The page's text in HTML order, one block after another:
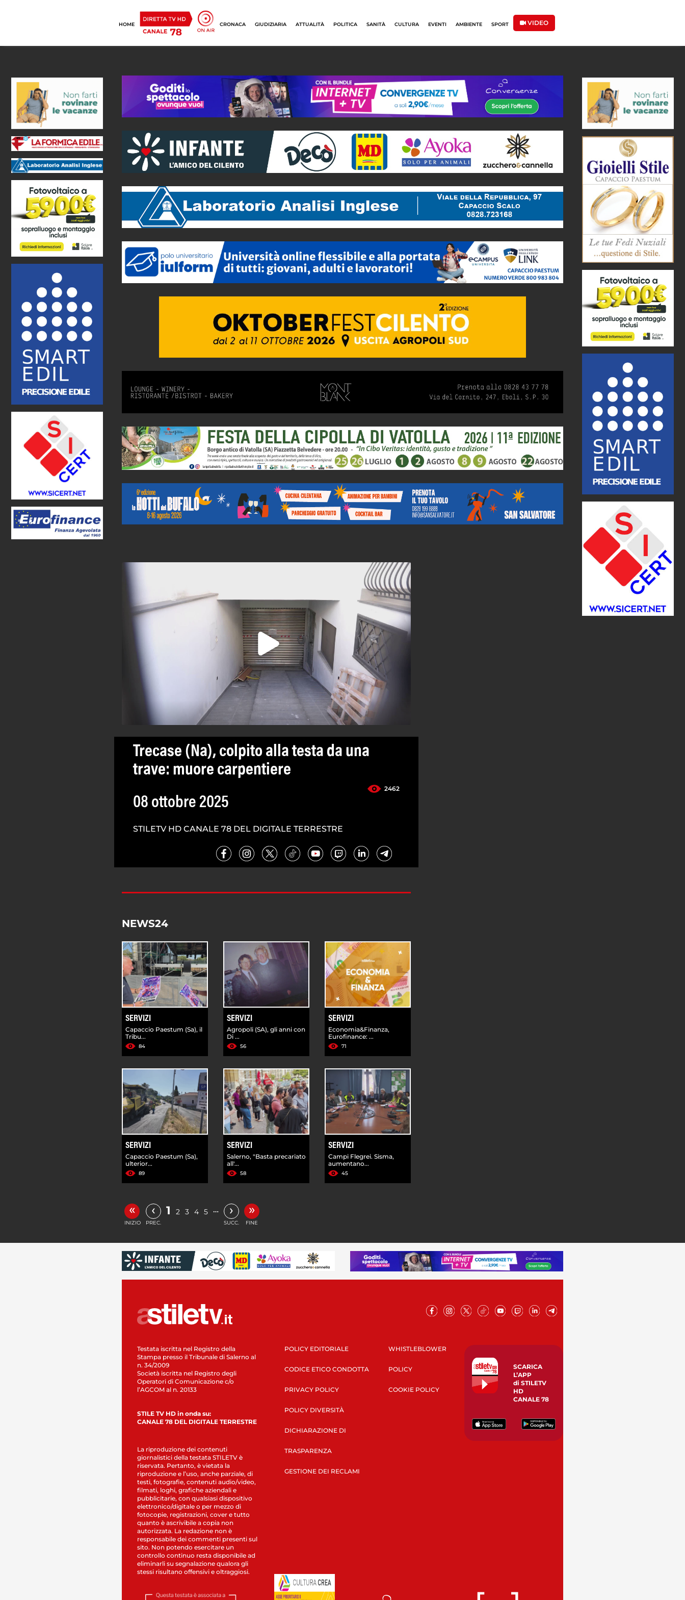
HOME CRONACA GIUDIZIARIA ATTUALITÀ POLITICA SANITÀ CULTURA EVENTI AMBIENTE SPORT VIDEO
Trecase (Na), colpito alla testa da una
trave: muore carpentiere
2462
08 ottobre 2025
STILETV HD CANALE 78 DEL DIGITALE TERRESTRE
NEWS24
SERVIZI
Capaccio Paestum (Sa), il
Tribu...
84
SERVIZI
Agropoli (SA), gli anni con
Di ...
56
SERVIZI
Economia&Finanza,
Eurofinance: ...
71
SERVIZI
Capaccio Paestum (Sa),
ulterior...
89
SERVIZI
Salerno, "Basta precariato
all'...
58
SERVIZI
Campi Flegrei. Sisma,
aumentano...
45
«
INIZIO
‹
PREC.
1 2 3 4 5 … ›
SUCC.
»
FINE
Testata iscritta nel Registro della
Stampa presso il Tribunale di Salerno al
n. 34/2009
Società iscritta nel Registro degli
Operatori di Comunicazione c/o
l’AGCOM al n. 20133
STILE TV HD in onda su:
CANALE 78 DEL DIGITALE TERRESTRE
La riproduzione dei contenuti
giornalistici della testata STILETV è
riservata. Pertanto, è vietata la
riproduzione e l’uso, anche parziale, di
testi, fotografie, contenuti audio/video,
filmati, loghi, grafiche aziendali e
pubblicitarie, con qualsiasi dispositivo
elettronico/digitale o per mezzo di
fotocopie, registrazioni, cover e tutto
quanto è ascrivibile a copia non
autorizzata. La redazione non è
responsabile dei commenti presenti sul
sito. Non potendo esercitare un
controllo continuo resta disponibile ad
eliminarli su segnalazione qualora gli
stessi risultano offensivi e oltraggiosi.
POLICY EDITORIALE
CODICE ETICO CONDOTTA
PRIVACY POLICY
POLICY DIVERSITÀ
DICHIARAZIONE DI
TRASPARENZA
GESTIONE DEI RECLAMI
WHISTLEBLOWER
POLICY
COOKIE POLICY
SCARICA
L’APP
di STILETV
HD
CANALE 78